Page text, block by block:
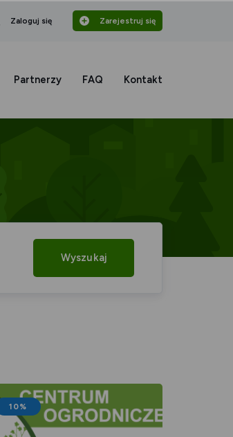
Zaloguj się Zarejestruj się
Partnerzy FAQ Kontakt
Wyszukaj
10%